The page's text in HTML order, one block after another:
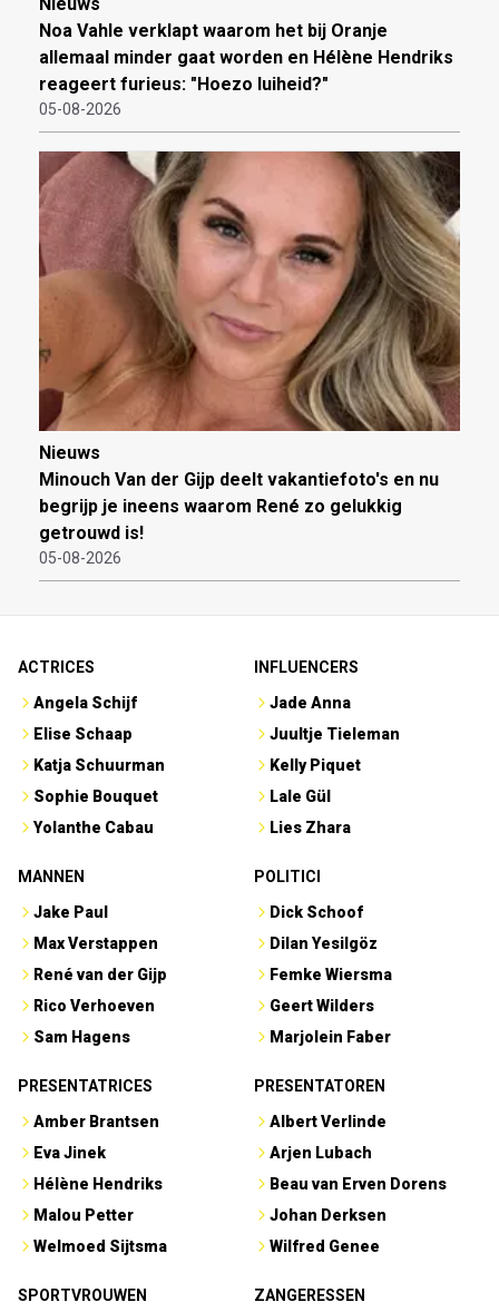
Noa Vahle verklapt waarom het bij Oranje
allemaal minder gaat worden en Hélène Hendriks
reageert furieus: "Hoezo luiheid?"
05-08-2026
Nieuws
Minouch Van der Gijp deelt vakantiefoto's en nu
begrijp je ineens waarom René zo gelukkig
getrouwd is!
05-08-2026
ACTRICES
Angela Schijf
Elise Schaap
Katja Schuurman
Sophie Bouquet
Yolanthe Cabau
INFLUENCERS
Jade Anna
Juultje Tieleman
Kelly Piquet
Lale Gül
Lies Zhara
MANNEN
Jake Paul
Max Verstappen
René van der Gijp
Rico Verhoeven
Sam Hagens
POLITICI
Dick Schoof
Dilan Yesilgöz
Femke Wiersma
Geert Wilders
Marjolein Faber
PRESENTATRICES
Amber Brantsen
Eva Jinek
Hélène Hendriks
Malou Petter
Welmoed Sijtsma
PRESENTATOREN
Albert Verlinde
Arjen Lubach
Beau van Erven Dorens
Johan Derksen
Wilfred Genee
SPORTVROUWEN ZANGERESSEN